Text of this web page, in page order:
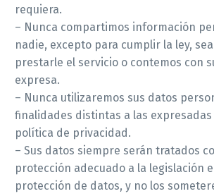
requiera.
– Nunca compartimos información
nadie, excepto para cumplir la ley,
prestarle el servicio o contemos con
expresa.
– Nunca utilizaremos sus datos
finalidades distintas a las
política de privacidad.
– Sus datos siempre serán tratados
protección adecuado a la legislación
protección de datos, y no los